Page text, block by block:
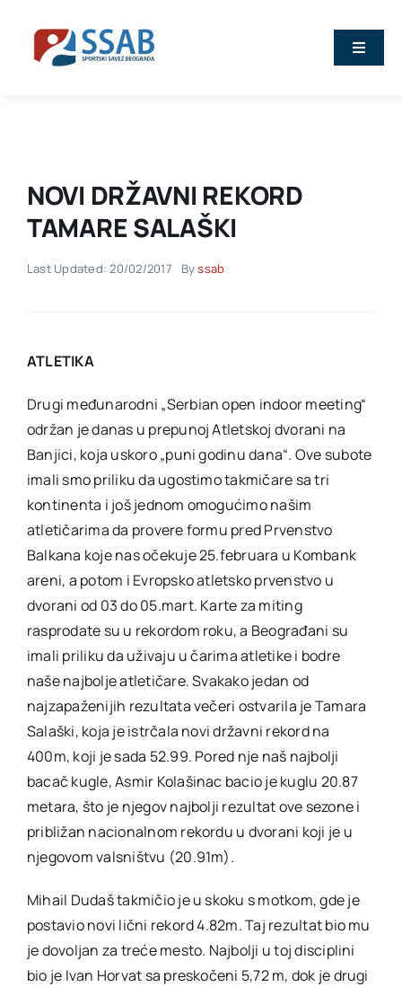
content
Toggle
Kalendar
Akti SSAB
Kontakt
NOVI DRŽAVNI REKORD
TAMARE SALAŠKI
Last Updated: 20/02/2017 Byssab
ATLETIKA
Drugi međunarodni „Serbian open indoor meeting“
održan je danas u prepunoj Atletskoj dvorani na
Banjici, koja uskoro „puni godinu dana“. Ove subote
imali smo priliku da ugostimo takmičare sa tri
kontinenta i još jednom omogućimo našim
atletičarima da provere formu pred Prvenstvo
Balkana koje nas očekuje 25.februara u Kombank
areni, a potom i Evropsko atletsko prvenstvo u
dvorani od 03 do 05.mart. Karte za miting
rasprodate su u rekordom roku, a Beograđani su
imali priliku da uživaju u čarima atletike i bodre
naše najbolje atletičare. Svakako jedan od
najzapaženijih rezultata večeri ostvarila je Tamara
Salaški, koja je istrčala novi državni rekord na
400m, koji je sada 52.99. Pored nje naš najbolji
bacač kugle, Asmir Kolašinac bacio je kuglu 20.87
metara, što je njegov najbolji rezultat ove sezone i
približan nacionalnom rekordu u dvorani koji je u
njegovom valsništvu (20.91m).
Mihail Dudaš takmičio je u skoku s motkom, gde je
postavio novi lični rekord 4.82m. Taj rezultat bio mu
je dovoljan za treće mesto. Najbolji u toj disciplini
bio je Ivan Horvat sa preskočeni 5,72 m, dok je drugi